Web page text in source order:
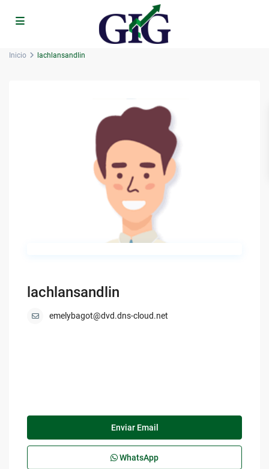
Inicio lachlansandlin
lachlansandlin
emelybagot@dvd.dns-cloud.net
Enviar Email
WhatsApp